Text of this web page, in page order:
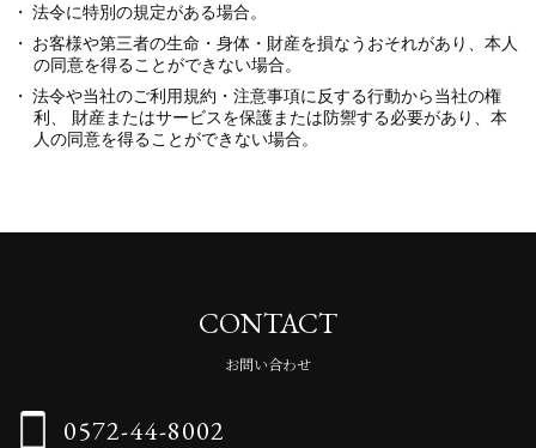
法令に特別の規定がある場合。
お客様や第三者の生命・身体・財産を損なうおそれがあり、本人
の同意を得ることができない場合。
法令や当社のご利用規約・注意事項に反する行動から当社の権
利、 財産またはサービスを保護または防禦する必要があり、本
人の同意を得ることができない場合。
CONTACT
お問い合わせ
0572-44-8002